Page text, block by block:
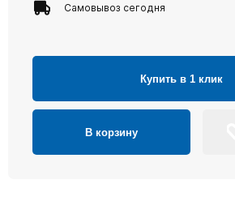
Самовывоз сегодня
Купить в 1 клик
В корзину